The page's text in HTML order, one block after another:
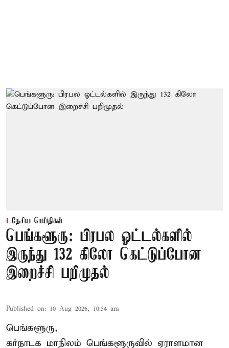
தேசிய செய்திகள்
பெங்களூரு: பிரபல ஓட்டல்களில்
இருந்து 132 கிலோ கெட்டுப்போன
இறைச்சி பறிமுதல்
Published on: 10 Aug 2026, 10:54 am
பெங்களூரு,
கர்நாடக மாநிலம் பெங்களூருவில் ஏராளமான